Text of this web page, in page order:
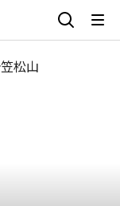
笠松山
8月
9月